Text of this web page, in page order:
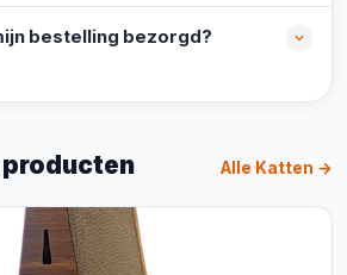
bestelling bezorgd?
Alle Katten →